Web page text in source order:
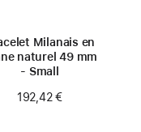
Milanais en
naturel 49 mm
- Small
192,42 €